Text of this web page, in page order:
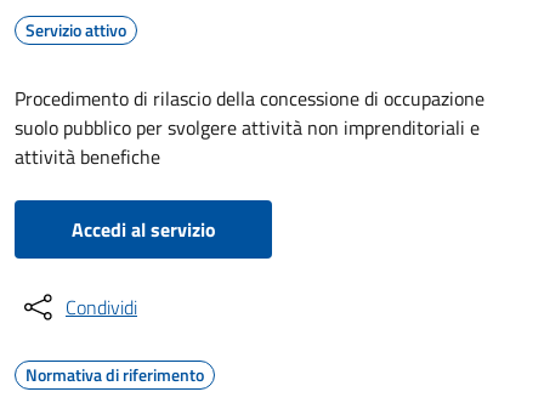
Servizio attivo
Procedimento di rilascio della concessione di occupazione
suolo pubblico per svolgere attività non imprenditoriali e
attività benefiche
Accedi al servizio
Condividi
Normativa di riferimento